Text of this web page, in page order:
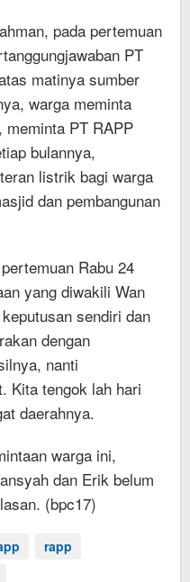
pada pertemuan
PT
matinya sumber
warga meminta
meminta PT RAPP
bulannya,
listrik bagi warga
dan pembangunan
Rabu 24
yang diwakili Wan
sendiri dan
dengan
nanti
Kita tengok lah hari
daerahnya.
warga ini,
dan Erik belum
(bpc17)
rapp